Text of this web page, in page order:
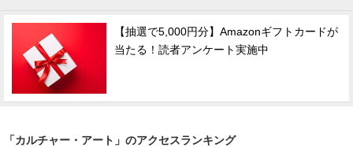
【抽選で5,000円分】Amazonギフトカードが
当たる！読者アンケート実施中
「カルチャー・アート」のアクセスランキング